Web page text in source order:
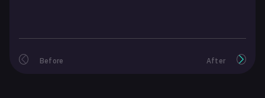
Before After